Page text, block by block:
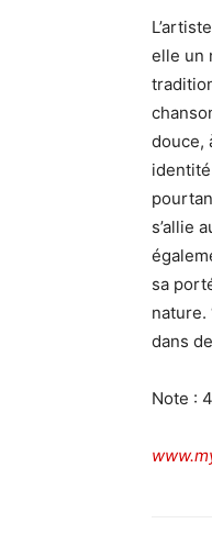
elle un
douce,
s’allie
sa
nature.
dans
Note :